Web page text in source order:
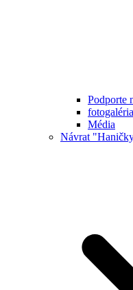
Podporte
fotogaléria
Média
Návrat